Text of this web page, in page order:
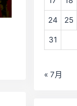
24 25
31
« 7月